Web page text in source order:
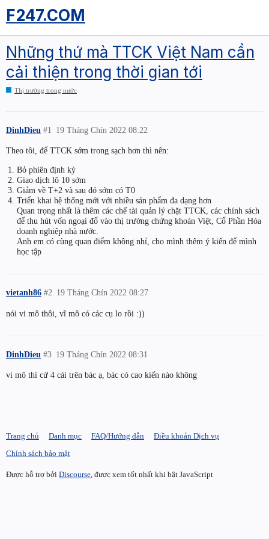
F247.COM
Những thứ mà TTCK Việt Nam cần
cải thiện trong thời gian tới
Thị trường trong nước
DinhDieu 19 Tháng Chín 2022 08:22
#1
Theo tôi, để TTCK sớm trong sạch hơn thì nên:
Bỏ phiên định kỳ
Giao dịch lô 10 sớm
Giảm về T+2 và sau đó sớm có T0
Triển khai hệ thống mới với nhiều sản phẩm đa dạng hơn
Quan trọng nhất là thêm các chế tài quản lý chặt TTCK, các chính sách
để thu hút vốn ngoại đổ vào thị trường chứng khoán Việt, Cổ Phần Hóa
doanh nghiệp nhà nước.
Anh em có cùng quan điểm không nhỉ, cho mình thêm ý kiến để mình
học tập
vietanh86 19 Tháng Chín 2022 08:27
#2
nói vi mô thôi, vĩ mô có các cụ lo rồi :))
DinhDieu 19 Tháng Chín 2022 08:31
#3
vi mô thì cứ 4 cái trên bác ạ, bác có cao kiến nào không
Trang chủ Danh mục FAQ/Hướng dẫn
Điều khoản Dịch vụ
Chính sách bảo mật
Được hỗ trợ bởi Discourse, được xem tốt nhất khi bật JavaScript